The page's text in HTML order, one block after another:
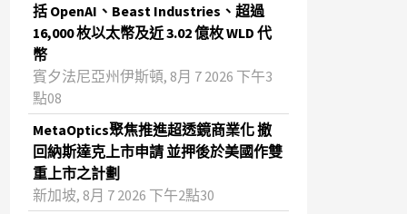
括 OpenAI、Beast Industries、超過
16,000 枚以太幣及近 3.02 億枚 WLD 代
幣
賓夕法尼亞州伊斯頓, 8月 7 2026 下午3
點08
MetaOptics聚焦推進超透鏡商業化 撤
回納斯達克上市申請 並押後於美國作雙
重上市之計劃
新加坡, 8月 7 2026 下午2點30